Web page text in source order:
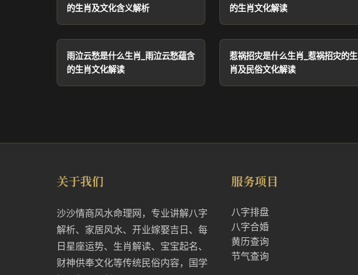
的生肖及文化含义解析
的生肖文化解读
雨泣云愁是什么生肖_雨泣云愁蕴含
的生肖文化解读
惹祸招灾是什么生肖_惹祸招灾的生
肖及民俗文化解读
关于我们
沙沙情商风水命理网，专业讲解八字
解析、家居风水、开业嫁娶吉日、每
日星座运势、生肖解读、宝宝起名、
财神供奉文化等传统民俗内容，国学
服务项目
八字排盘
八字合婚
黄历查询
节气查询